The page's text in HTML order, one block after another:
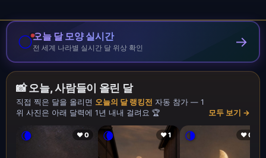
🌕오늘 달 모양 실시간
전 세계 나라별 실시간 달 위상 확인 →
📸 오늘, 사람들이 올린 달
직접 찍은 달을 올리면 오늘의 달 랭킹전 자동 참가 — 1
위 사진은 아래 달력에 1년 내내 걸려요 🏆
모두 보기 →
🌘 ❤ 0 🌘 ❤ 1 🌗 ❤ 0